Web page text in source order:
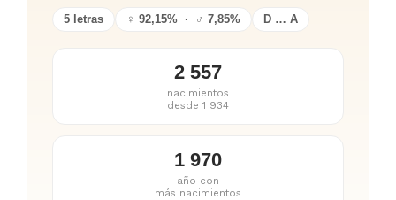
5 letras ♀ 92,15% · ♂ 7,85% D … A
2 557
nacimientos
desde 1 934
1 970
año con
más nacimientos